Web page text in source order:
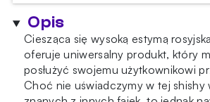
Red
Full
Set
Classic
Red
Stripe
Opis
Ciesząca się wysoką estymą
oferuje uniwersalny produkt, który
posłużyć swojemu użytkownikowi
Choć nie uświadczymy w tej shishy